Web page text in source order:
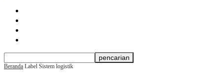
Beranda Label Sistem logistik